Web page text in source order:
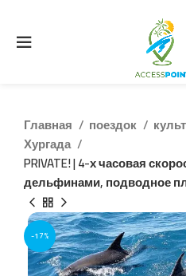
Главная поездок
Хургада
PRIVATE! | 4-х часовая
дельфинами, подводное
-17%